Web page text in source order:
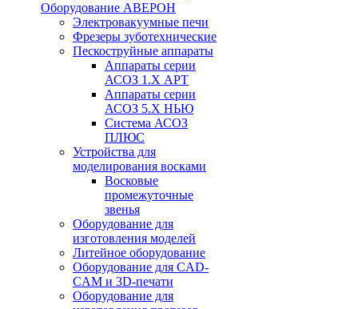
Оборудование АВЕРОН
Электровакуумные печи
Фрезеры зуботехнические
Пескоструйные аппараты
Аппараты серии
АСОЗ 1.Х АРТ
Аппараты серии
АСОЗ 5.Х НЬЮ
Система АСОЗ
ПЛЮС
Устройства для
моделирования восками
Восковые
промежуточные
звенья
Оборудование для
изготовления моделей
Литейное оборудование
Оборудование для CAD-
CAM и 3D-печати
Оборудование для